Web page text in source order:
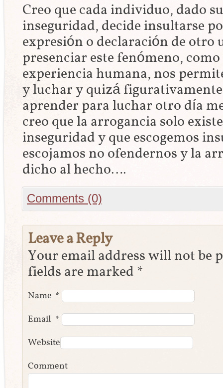
Creo que cada individuo, dado
inseguridad, decide insultarse
expresión o declaración de otro
presenciar este fenómeno,
experiencia humana, nos
y luchar y quizá
aprender para luchar otro día
creo que la arrogancia solo
inseguridad y que escogemos
escojamos no ofendernos y la
dicho al hecho….
Comments (0)
Leave a Reply
Your email address will not be
fields are marked *
Name *
Email *
Website
Comment